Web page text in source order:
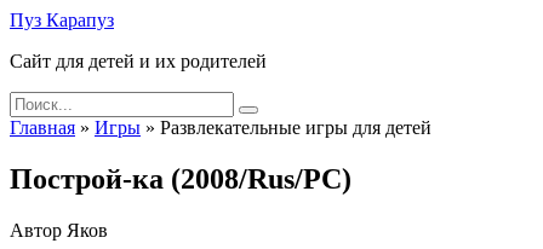
Skip
content
Пуз Карапуз
Сайт для детей и их родителей
Search
for:
Главная » Игры » Развлекательные игры для детей
Построй-ка (2008/Rus/PC)
Автор Яков